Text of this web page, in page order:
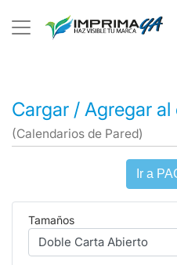
Cargar / Agregar al
(Calendarios de Pared)
Ir a
Tamaños